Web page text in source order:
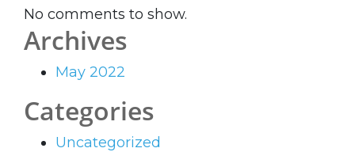
No comments to show.
Archives
May 2022
Categories
Uncategorized